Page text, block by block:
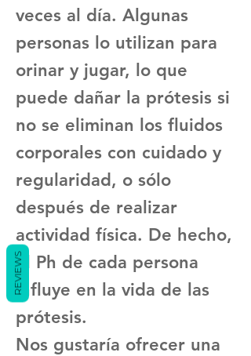
veces al día. Algunas
personas lo utilizan para
orinar y jugar, lo que
puede dañar la prótesis si
no se eliminan los fluidos
corporales con cuidado y
regularidad, o sólo
después de realizar
actividad física. De hecho,
el Ph de cada persona
influye en la vida de las
prótesis.
Nos gustaría ofrecer una
REVIEWS